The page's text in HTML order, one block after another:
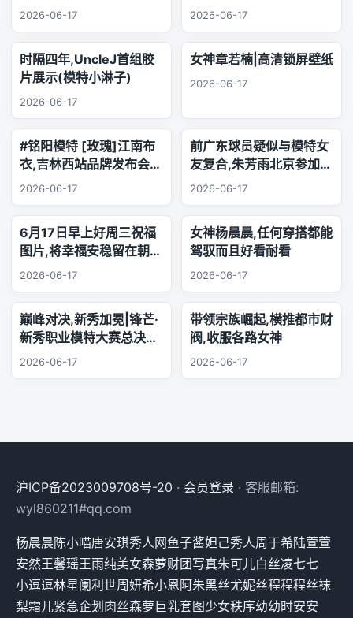
2026-06-17
题时代正式终结
2026-06-17
时隔四年,UncleJ首组胶
片展示(模特小淋子)
2026-06-17
女神章若楠|高清锁屏壁纸
2026-06-17
#铭阳模特 [玫瑰]江南布
衣,吉林西站品牌发布会..
乐器演奏
2026-06-17
前广东球员疑似与模特女
友复合,朱芳雨北京参加品
牌活动,王少杰韩国游玩
2026-06-17
6月17日早上好周三祝福
图片,将幸福安稳留在朝夕
身旁,把珍贵友谊珍藏心
欢声笑语陪伴每日日常.
2026-06-17
女神杨晨晨,任何穿搭都能
驾驭而且好看耐看
2026-06-17
巅峰对决,新秀加冕|锋芒·
新秀职业模特大赛总决赛,
三幕秀场演绎极致美学
2026-06-17
带领宗族崛起,横推都市财
阀,收服各路女神
2026-06-17
沪ICP备2023009708号-20 · 会员登录 · 客服邮箱:
wyl860211#qq.com
杨晨晨陈小喵唐安琪秀人网鱼子酱妲己秀人周于希陆萱萱
安然王馨瑶王雨纯美女森萝财团写真朱可儿白丝凌七七
小逗逗林星阑利世周妍希小恩阿朱黑丝尤妮丝程程程丝袜
梨霜儿紧急企划 肉丝森萝 巨乳套图少女秩序幼幼时安安